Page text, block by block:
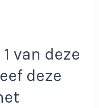
van deze
deze